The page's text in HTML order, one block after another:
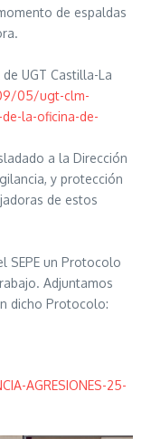
de espaldas
UGT Castilla-La
05/ugt-clm-
la-oficina-de-
a la Dirección
y protección
de estos
SEPE un Protocolo
Adjuntamos
dicho Protocolo:
AGRESIONES-25-